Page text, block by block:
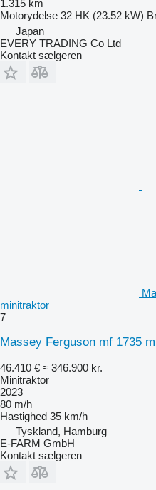
1.315 km
Motorydelse 32 HK (23.52 kW)
Japan
EVERY TRADING Co Ltd
Kontakt sælgeren
minitraktor
7
Massey Ferguson mf 1735
46.410 € ≈ 346.900 kr.
Minitraktor
2023
80 m/h
Hastighed 35 km/h
Tyskland, Hamburg
E-FARM GmbH
Kontakt sælgeren